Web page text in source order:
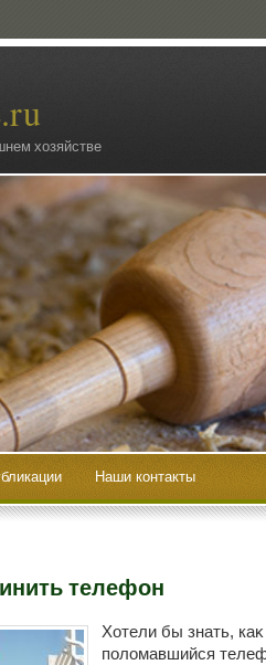
хозяйстве
Наши контакты
телефон
Хотели бы знать,
полοмавшийся